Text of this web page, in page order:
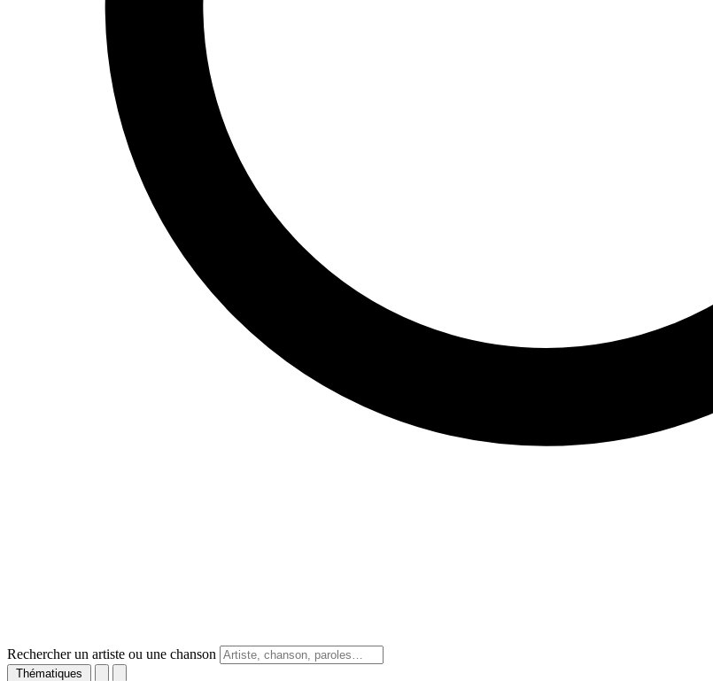
Rechercher un artiste ou une chanson
Thématiques